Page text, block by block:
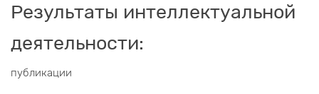
Результаты интеллектуальной
деятельности:
публикации